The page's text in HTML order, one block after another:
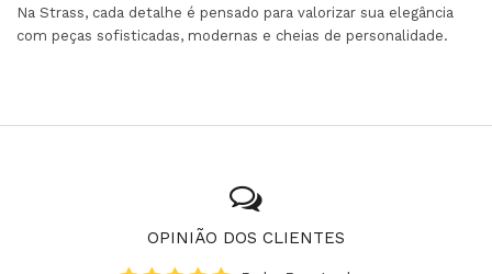
Na Strass, cada detalhe é pensado para valorizar sua elegância
com peças sofisticadas, modernas e cheias de personalidade.
OPINIÃO DOS CLIENTES